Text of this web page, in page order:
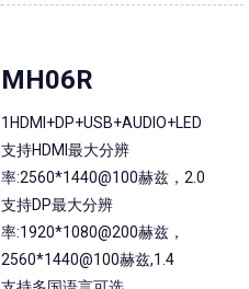
MH06R
1HDMI+DP+USB+AUDIO+LED
支持HDMI最大分辨
率:2560*1440@100赫兹，2.0
支持DP最大分辨
率:1920*1080@200赫兹，
2560*1440@100赫兹,1.4